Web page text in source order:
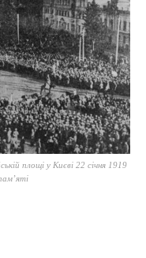
площі у Києві 22 січня 1919